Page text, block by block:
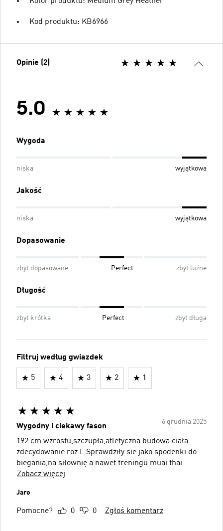
Kod produktu: KB6966
Opinie (2)
5.0
Wygoda
niska wyjątkowa
Jakość
niska wyjątkowa
Dopasowanie
zbyt dopasowane Perfect zbyt luźne
Długość
zbyt krótka Perfect zbyt długa
Filtruj według gwiazdek
5 4 3 2 1
6 grudnia 2025
Wygodny i ciekawy fason
192 cm wzrostu,szczupła,atletyczna budowa ciała
zdecydowanie roz L Sprawdziły sie jako spodenki do
biegania,na siłownię a nawet treningu muai thai
Zobacz więcej
Jaro
Pomocne? 0 0 Zgłoś komentarz